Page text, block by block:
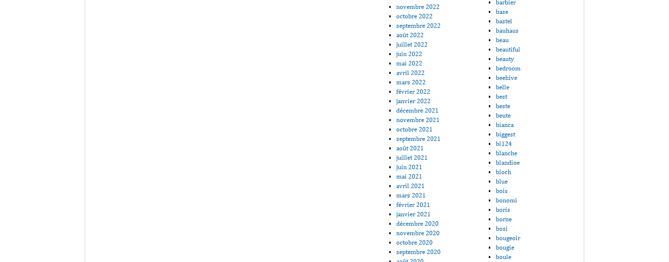
novembre 2022
octobre 2022
septembre 2022
août 2022
juillet 2022
juin 2022
mai 2022
avril 2022
mars 2022
février 2022
janvier 2022
décembre 2021
novembre 2021
octobre 2021
septembre 2021
août 2021
juillet 2021
juin 2021
mai 2021
avril 2021
mars 2021
février 2021
janvier 2021
décembre 2020
novembre 2020
octobre 2020
septembre 2020
barbier
base
bastel
bauhaus
beau
beautiful
beauty
bedroom
beehive
belle
best
beste
beute
bianca
biggest
bl124
blanche
blandine
bloch
blue
bois
bonomi
boris
borne
bosi
bougeoir
bougie
boule